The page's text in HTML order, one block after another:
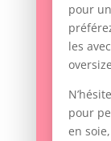
pour
les
pour
en